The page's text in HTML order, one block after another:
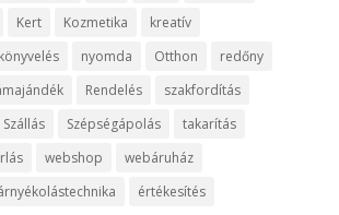
Kert Kozmetika
kreatív
könyvelés nyomda Otthon
redőny
Rendelés
szakfordítás
Szállás Szépségápolás
takarítás
webshop
webáruház
értékesítés